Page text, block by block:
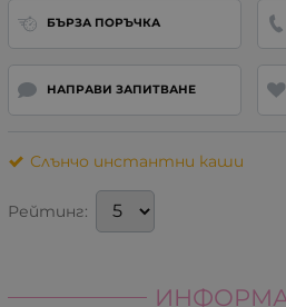
БЪРЗА ПОРЪЧКА
НАПРАВИ ЗАПИТВАНЕ
Слънчо инстантни каши
Рейтинг: